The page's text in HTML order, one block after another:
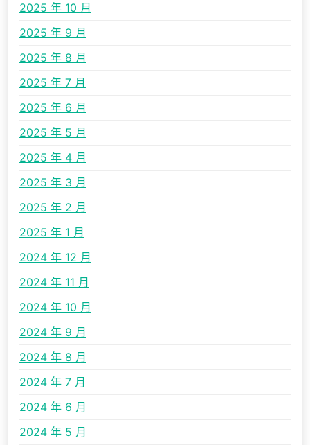
2025 年 10 月
2025 年 9 月
2025 年 8 月
2025 年 7 月
2025 年 6 月
2025 年 5 月
2025 年 4 月
2025 年 3 月
2025 年 2 月
2025 年 1 月
2024 年 12 月
2024 年 11 月
2024 年 10 月
2024 年 9 月
2024 年 8 月
2024 年 7 月
2024 年 6 月
2024 年 5 月